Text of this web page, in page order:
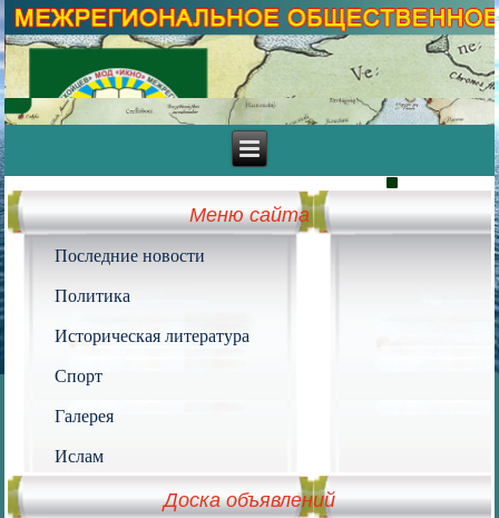
Меню сайта
Последние новости
Политика
Историческая литература
Спорт
Галерея
Ислам
Доска объявлений